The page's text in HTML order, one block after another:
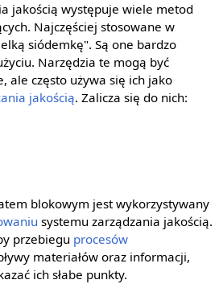
jakością występuje wiele metod
Najczęściej stosowane w
siódemkę". Są one bardzo
Narzędzia te mogą być
ale często używa się ich jako
jakością. Zalicza się do nich:
blokowym jest wykorzystywany
systemu zarządzania jakością.
przebiegu procesów
materiałów oraz informacji,
ich słabe punkty.